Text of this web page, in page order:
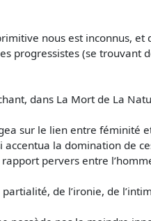
nous est inconnus,
progressistes (se trouvant
dans La Mort de La
sur le lien entre
la domination de
pervers entre
de l’ironie, de